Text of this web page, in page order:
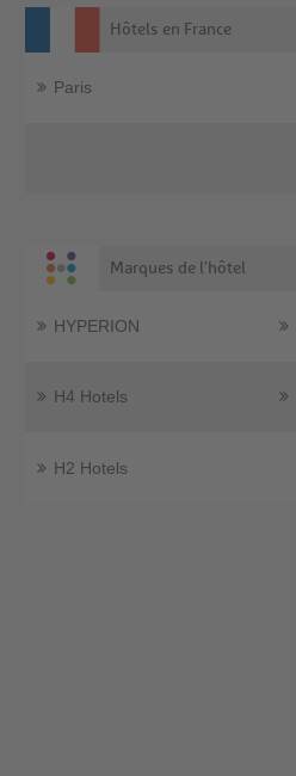
Hôtels en France
Paris
Marques de l'hôtel
HYPERION
H4 Hotels
H2 Hotels